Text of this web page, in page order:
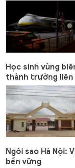
Học sinh vùng
thành trường liên
Ngôi sao Hà Nội:
bền vững